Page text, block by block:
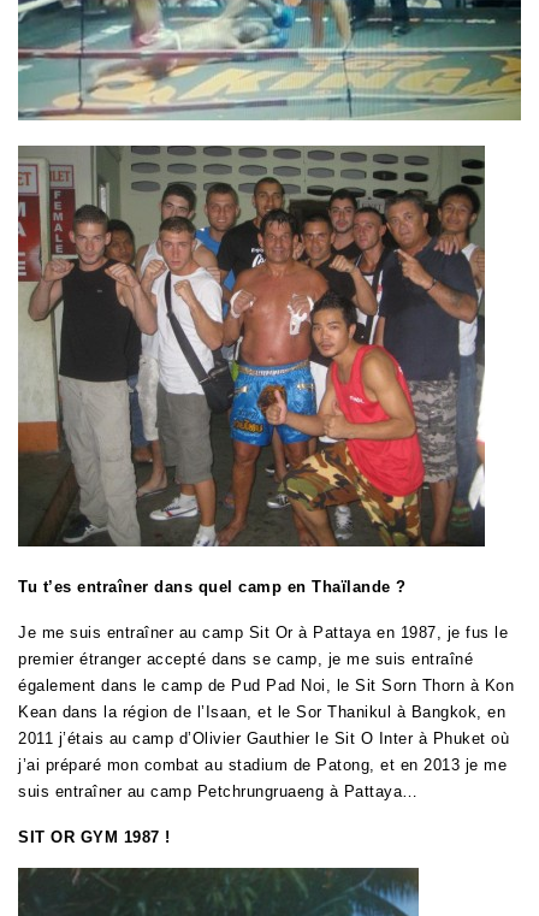
Tu t’es entraîner dans quel camp en Thaïlande ?
Je me suis entraîner au camp Sit Or à Pattaya en 1987, je fus le
premier étranger accepté dans se camp, je me suis entraîné
également dans le camp de Pud Pad Noi, le Sit Sorn Thorn à Kon
Kean dans la région de l’Isaan, et le Sor Thanikul à Bangkok, en
2011 j’étais au camp d’Olivier Gauthier le Sit O Inter à Phuket où
j’ai préparé mon combat au stadium de Patong, et en 2013 je me
suis entraîner au camp Petchrungruaeng à Pattaya…
SIT OR GYM 1987 !